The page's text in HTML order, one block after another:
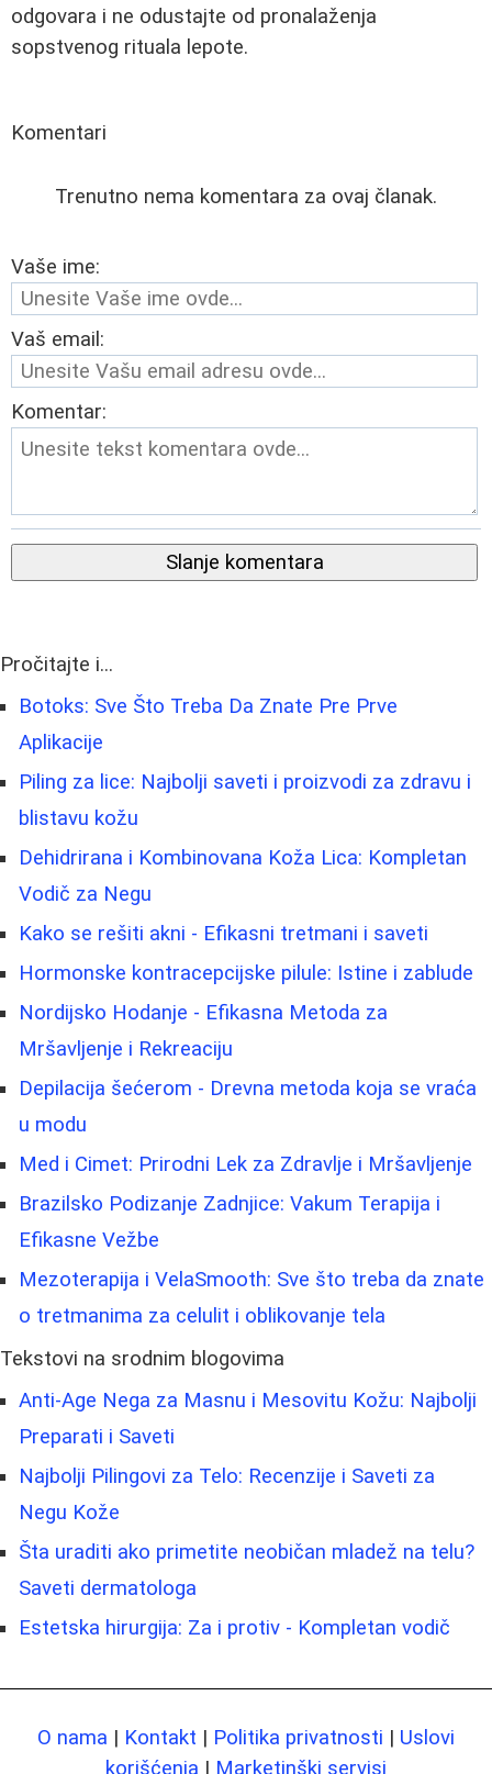
odgovara i ne odustajte od pronalaženja
sopstvenog rituala lepote.
Komentari
Trenutno nema komentara za ovaj članak.
Vaše ime:
Vaš email:
Komentar:
Slanje komentara
Pročitajte i...
Botoks: Sve Što Treba Da Znate Pre Prve
Aplikacije
Piling za lice: Najbolji saveti i proizvodi za zdravu i
blistavu kožu
Dehidrirana i Kombinovana Koža Lica: Kompletan
Vodič za Negu
Kako se rešiti akni - Efikasni tretmani i saveti
Hormonske kontracepcijske pilule: Istine i zablude
Nordijsko Hodanje - Efikasna Metoda za
Mršavljenje i Rekreaciju
Depilacija šećerom - Drevna metoda koja se vraća
u modu
Med i Cimet: Prirodni Lek za Zdravlje i Mršavljenje
Brazilsko Podizanje Zadnjice: Vakum Terapija i
Efikasne Vežbe
Mezoterapija i VelaSmooth: Sve što treba da znate
o tretmanima za celulit i oblikovanje tela
Tekstovi na srodnim blogovima
Anti-Age Nega za Masnu i Mesovitu Kožu: Najbolji
Preparati i Saveti
Najbolji Pilingovi za Telo: Recenzije i Saveti za
Negu Kože
Šta uraditi ako primetite neobičan mladež na telu?
Saveti dermatologa
Estetska hirurgija: Za i protiv - Kompletan vodič
O nama | Kontakt | Politika privatnosti | Uslovi
korišćenja | Marketinški servisi